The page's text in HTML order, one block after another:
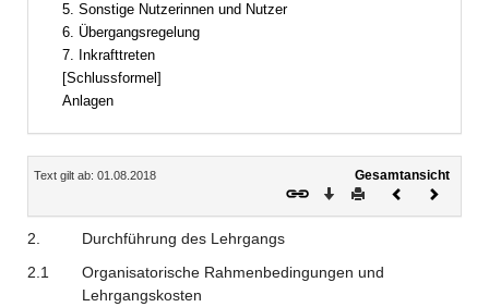
5. Sonstige Nutzerinnen und Nutzer
6. Übergangsregelung
7. Inkrafttreten
[Schlussformel]
Anlagen
Inhalt
Text gilt ab: 01.08.2018
Gesamtansicht
Download
DruckenVorheriges
2.
Durchführung des Lehrgangs
2.1
Organisatorische Rahmenbedingungen und
Lehrgangskosten